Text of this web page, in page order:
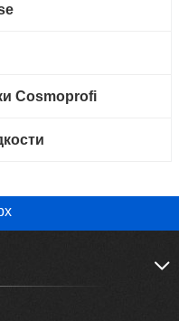
Cosmoprofi